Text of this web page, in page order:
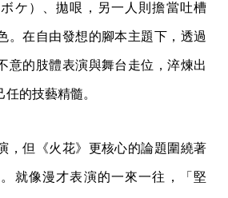
ケ）、拋哏，另一人則擔當吐槽
。在自由發想的腳本主題下，透過
意的肢體表演與舞台走位，淬煉出
的技藝精髓。
，但《火花》更核心的論題圍繞著
就像漫才表演的一來一往，「堅